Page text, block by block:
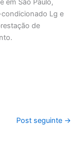
em São Paulo,
Lg e
de
Post seguinte →